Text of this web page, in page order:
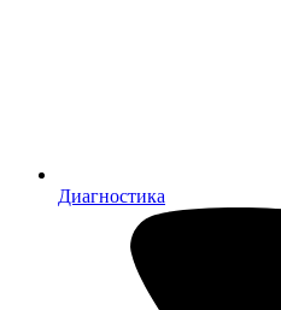
Диагностика